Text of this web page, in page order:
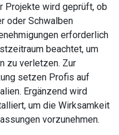
Projekte wird geprüft, ob
oder Schwalben
erforderlich
beachtet, um
zu verletzen. Zur
setzen Profis auf
Ergänzend wird
um die Wirksamkeit
vorzunehmen.